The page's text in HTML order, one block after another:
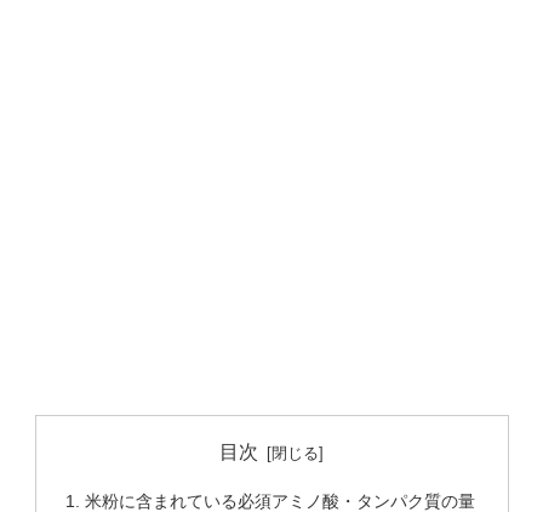
目次
米粉に含まれている必須アミノ酸・タンパク質の量